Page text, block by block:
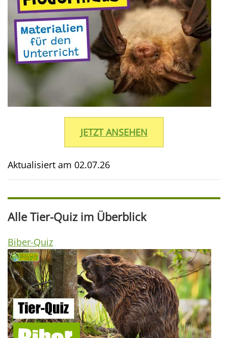
JETZT ANSEHEN
Aktualisiert am 02.07.26
Alle Tier-Quiz im Überblick
Biber-Quiz